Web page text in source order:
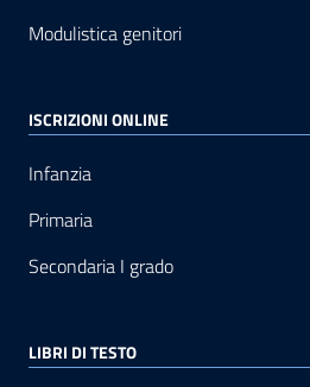
Modulistica genitori
ISCRIZIONI ONLINE
Infanzia
Primaria
Secondaria I grado
LIBRI DI TESTO